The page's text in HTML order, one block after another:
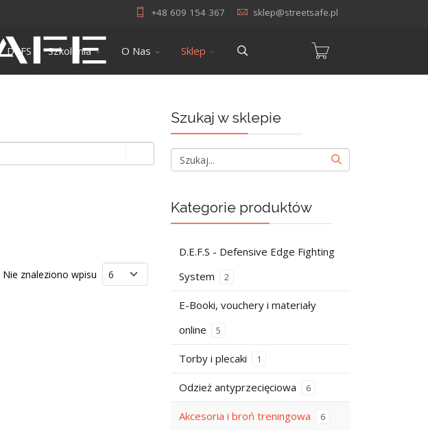
+48 609 154 367 sklep@streetsafe.pl
DEFS Szkolenia O Nas Sklep
Nie znaleziono wpisu
Szukaj w sklepie
Kategorie produktów
D.E.F.S - Defensive Edge Fighting
System
2
E-Booki, vouchery i materiały
online
5
Torby i plecaki 1
Odzież antyprzecięciowa 6
Akcesoria i broń treningowa 6